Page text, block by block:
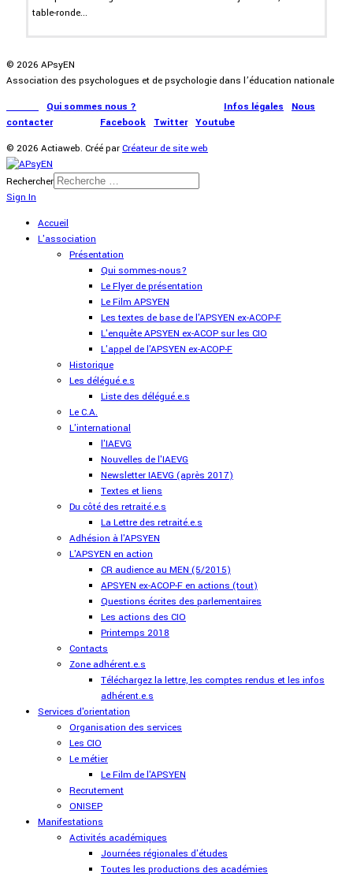
table-ronde...
© 2026 APsyEN
Association des psychologues et de psychologie dans l’éducation nationale
Qui sommes nous ? Infos légales
Nous
contacter| Facebook Twitter| Youtube
© 2026 Actiaweb. Créé parCréateur de site web
Rechercher
Sign In
Accueil
L'association
Présentation
Qui sommes-nous?
Le Flyer de présentation
Le Film APSYEN
Les textes de base de l'APSYEN ex-ACOP-F
L'enquête APSYEN ex-ACOP sur les CIO
L'appel de l'APSYEN ex-ACOP-F
Historique
Les délégué.e.s
Liste des délégué.e.s
Le C.A.
L'international
l'IAEVG
Nouvelles de l'IAEVG
Newsletter IAEVG (après 2017)
Textes et liens
Du côté des retraité.e.s
La Lettre des retraité.e.s
Adhésion à l'APSYEN
L'APSYEN en action
CR audience au MEN (5/2015)
APSYEN ex-ACOP-F en actions (tout)
Questions écrites des parlementaires
Les actions des CIO
Printemps 2018
Contacts
Zone adhérent.e.s
Téléchargez la lettre, les comptes rendus et les infos
adhérent.e.s
Services d'orientation
Organisation des services
Les CIO
Le métier
Le Film de l'APSYEN
Recrutement
ONISEP
Manifestations
Activités académiques
Journées régionales d'études
Toutes les productions des académies